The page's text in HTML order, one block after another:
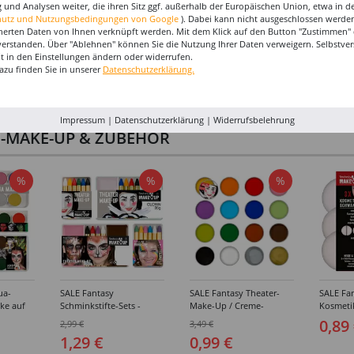
MAKE-UP & ZUBEHÖR
%
auf
%
SALE Fantasy
Schminkstifte-Sets -
Ausführungen
2,99 €
1,29 €
%
SALE Fantasy Theater-
Make-Up / Creme-
25g - Verschiedene
Karnevalsfarben
3,49 €
0,99 €
SALE
0,89
und Analysen weiter, die ihren Sitz ggf. außerhalb der Europäischen Union, etwa in
und Nutzungsbedingungen von Google ). Dabei kann nicht ausgeschlossen
Daten von Ihnen verknüpft werden. Mit dem Klick auf den Button "Zustimmen"
Über "Ablehnen" können Sie die Nutzung Ihrer Daten verweigern.
in den Einstellungen ändern oder widerrufen.
finden Sie in unserer Datenschutzerklärung.
Impressum| Datenschutzerklärung| Widerrufsbelehrung